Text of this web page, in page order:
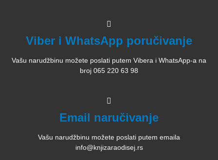
Viber i WhatsApp poručivanje
Vašu narudžbinu možete poslati putem Vibera i WhatsApp-a na
broj 065 220 63 98
Email naručivanje
Vašu narudžbinu možete poslati putem emaila
info@knjizaraodisej.rs